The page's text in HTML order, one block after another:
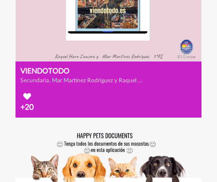
VIENDOTODO
Secundaria, Mar Martínez Rodríguez y Raquel Haro Zamora
+20